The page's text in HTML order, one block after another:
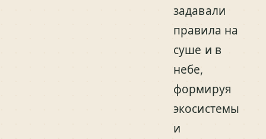
задавали
правила на
суше и в
небе,
формируя
экосистемы
и